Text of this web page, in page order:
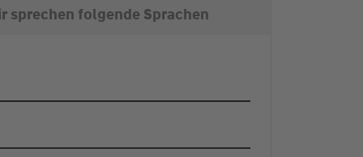
sprechen folgende Sprachen